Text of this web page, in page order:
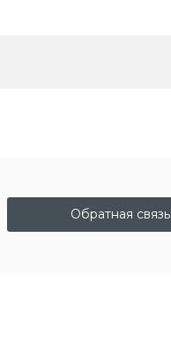
Обратная связь